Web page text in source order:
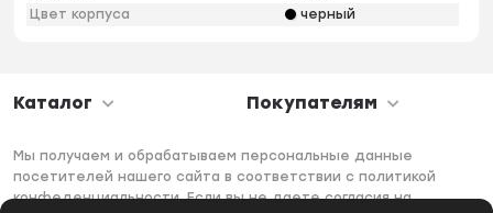
Цвет корпуса
черный
Каталог Покупателям
Мы получаем и обрабатываем персональные данные
посетителей нашего сайта в соответствии с политикой
конфеденциальности. Если вы не даете согласия на